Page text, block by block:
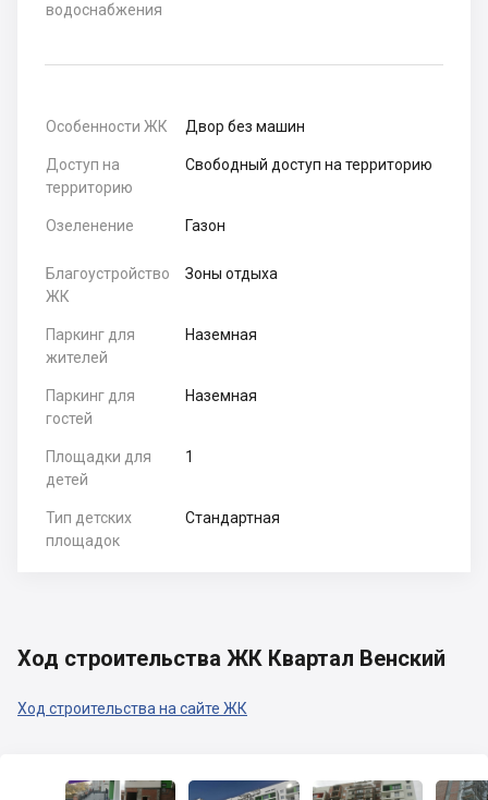
водоснабжения
Особенности ЖК Двор без машин
Доступ на
территорию
Свободный доступ на территорию
Озеленение Газон
Благоустройство
ЖК
Зоны отдыха
Паркинг для
жителей
Наземная
Паркинг для
гостей
Наземная
Площадки для
детей
1
Тип детских
площадок
Стандартная
Ход строительства ЖК Квартал Венский
Ход строительства на сайте ЖК